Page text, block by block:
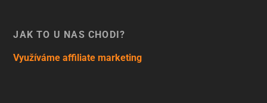
JAK TO U NÁS CHODÍ?
Využíváme affiliate marketing